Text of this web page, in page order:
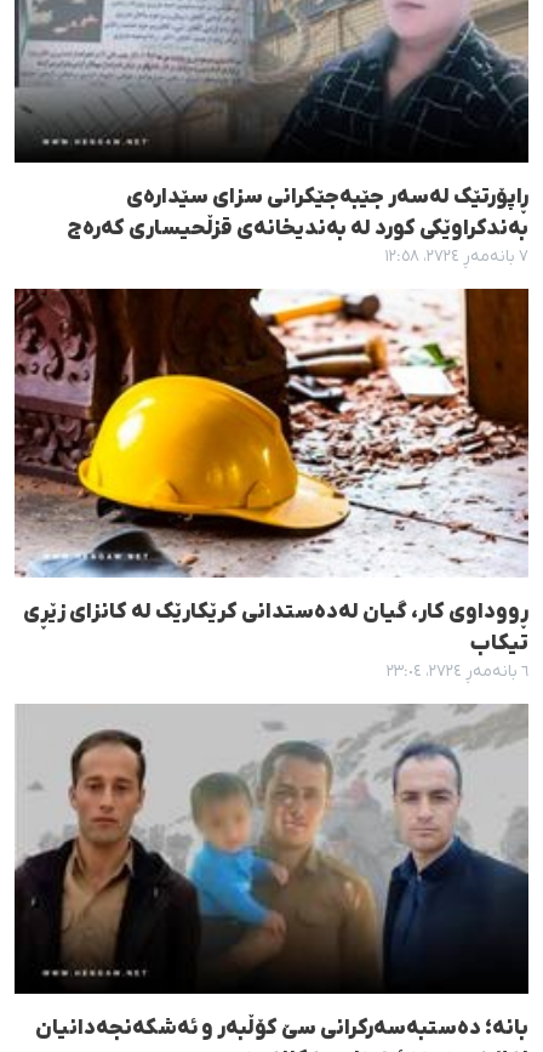
ڕاپۆرتێک لەسەر جێبەجێکرانی سزای سێدارەی
بەندکراوێکی کورد لە بەندیخانەی قزڵحیساری کەرەج
٧ بانەمەڕ ٢٧٢٤، ١٢:٥٨
ڕووداوی کار، گیان لەدەستدانی کرێکارێک لە کانزای زێڕی
تیکاب
٦ بانەمەڕ ٢٧٢٤، ٢٣:٠٤
بانە؛ دەستبەسەرکرانی سێ کۆڵبەر و ئەشکەنجەدانیان